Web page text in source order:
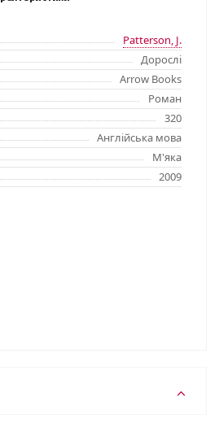
Patterson, J.
Дорослі
Arrow Books
Роман
320
Англійська мова
М'яка
2009